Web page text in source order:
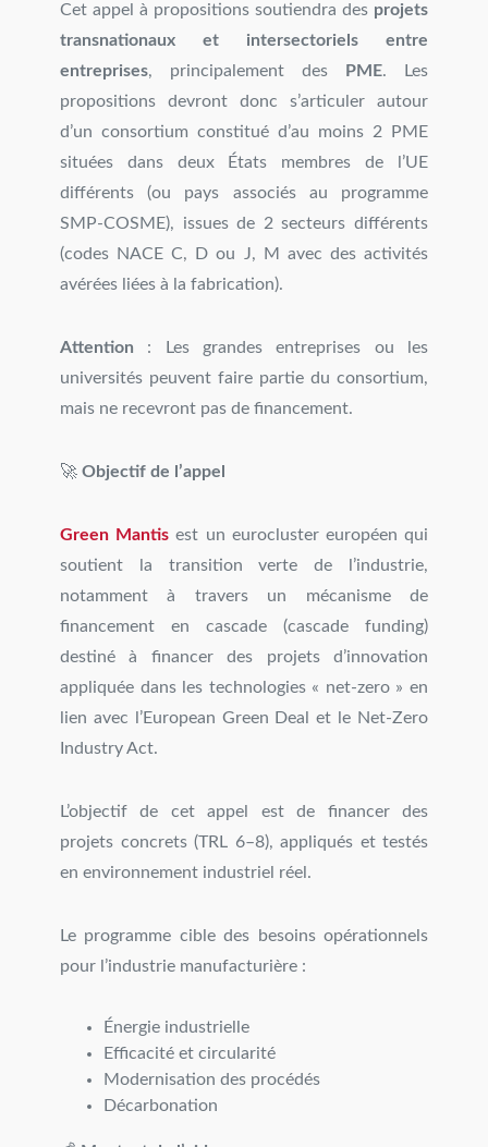
Cet appel à propositions soutiendra des projets
transnationaux et intersectoriels entre
entreprises, principalement des PME. Les
propositions devront donc s’articuler autour
d’un consortium constitué d’au moins 2 PME
situées dans deux États membres de l’UE
différents (ou pays associés au programme
SMP-COSME), issues de 2 secteurs différents
(codes NACE C, D ou J, M avec des activités
avérées liées à la fabrication).
Attention : Les grandes entreprises ou les
universités peuvent faire partie du consortium,
mais ne recevront pas de financement.
🚀 Objectif de l’appel
Green Mantis est un eurocluster européen qui
soutient la transition verte de l’industrie,
notamment à travers un mécanisme de
financement en cascade (cascade funding)
destiné à financer des projets d’innovation
appliquée dans les technologies « net-zero » en
lien avec l’European Green Deal et le Net-Zero
Industry Act.
L’objectif de cet appel est de financer des
projets concrets (TRL 6–8), appliqués et testés
en environnement industriel réel.
Le programme cible des besoins opérationnels
pour l’industrie manufacturière :
Énergie industrielle
Efficacité et circularité
Modernisation des procédés
Décarbonation